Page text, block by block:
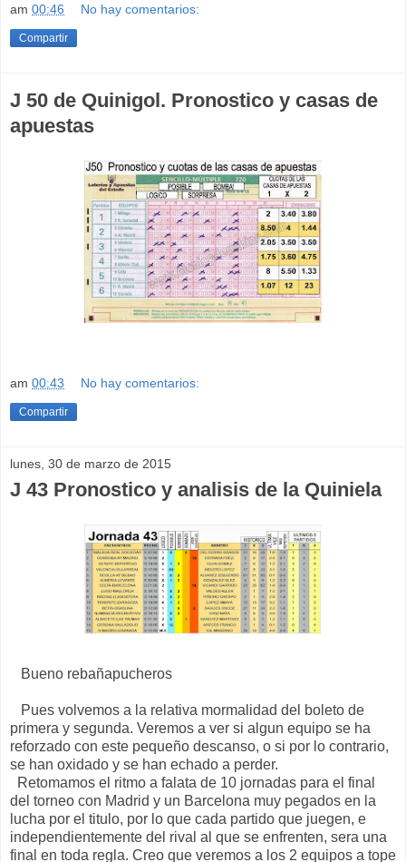
am 00:46 No hay comentarios:
Compartir
J 50 de Quinigol. Pronostico y casas de
apuestas
am 00:43 No hay comentarios:
Compartir
lunes, 30 de marzo de 2015
J 43 Pronostico y analisis de la Quiniela
Bueno rebañapucheros
Pues volvemos a la relativa mormalidad del boleto de
primera y segunda. Veremos a ver si algun equipo se ha
reforzado con este pequeño descanso, o si por lo contrario,
se han oxidado y se han echado a perder.
Retomamos el ritmo a falata de 10 jornadas para el final
del torneo con Madrid y un Barcelona muy pegados en la
lucha por el titulo, por lo que cada partido que juegen, e
independientemente del rival al que se enfrenten, sera una
final en toda regla. Creo que veremos a los 2 equipos a tope